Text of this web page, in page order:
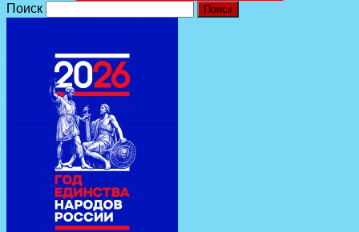
Поиск